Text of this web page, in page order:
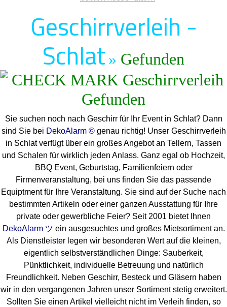
Geschirrverleih -
Schlat» Gefunden
Sie suchen noch nach Geschirr für Ihr Event in Schlat? Dann
sind Sie bei DekoAlarm ©genau richtig! Unser Geschirrverleih
in Schlat verfügt über ein großes Angebot an Tellern, Tassen
und Schalen für wirklich jeden Anlass. Ganz egal ob Hochzeit,
BBQ Event, Geburtstag, Familienfeiern oder
Firmenveranstaltung, bei uns finden Sie das passende
Equiptment für Ihre Veranstaltung. Sie sind auf der Suche nach
bestimmten Artikeln oder einer ganzen Ausstattung für Ihre
private oder gewerbliche Feier? Seit 2001 bietet Ihnen
DekoAlarm ツ ein ausgesuchtes und großes Mietsortiment an.
Als Dienstleister legen wir besonderen Wert auf die kleinen,
eigentlich selbstverständlichen Dinge: Sauberkeit,
Pünktlichkeit, individuelle Betreuung und natürlich
Freundlichkeit. Neben Geschirr, Besteck und Gläsern haben
wir in den vergangenen Jahren unser Sortiment stetig erweitert.
Sollten Sie einen Artikel vielleicht nicht im Verleih finden, so